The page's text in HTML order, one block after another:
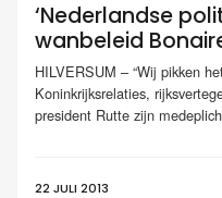
‘Nederlandse
wanbeleid
HILVERSUM – “Wij pikken
Koninkrijksrelaties,
president Rutte zijn
22 JULI 2013